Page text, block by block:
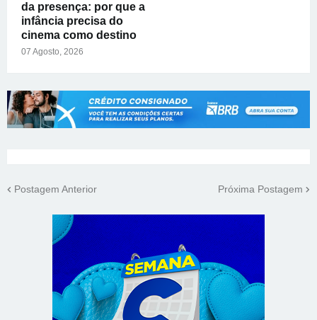
da presença: por que a
infância precisa do
cinema como destino
07 Agosto, 2026
Postagem Anterior Próxima Postagem